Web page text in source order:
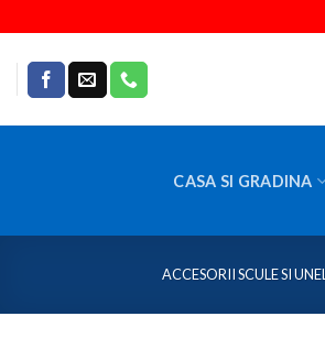
to
content
CASA SI GRADINA
ACCESORII SCULE SI